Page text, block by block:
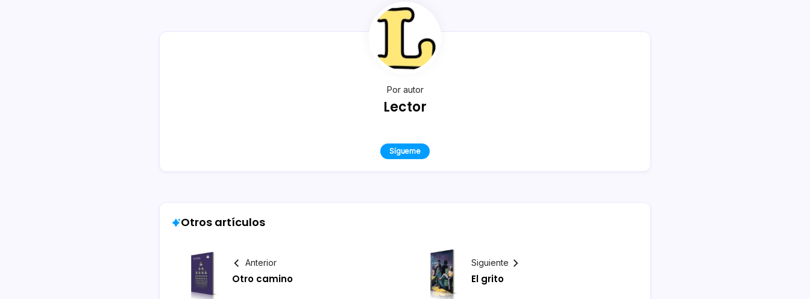
Por autor
Lector
Sígueme
Otros artículos
Anterior
Otro camino
Siguiente
El grito